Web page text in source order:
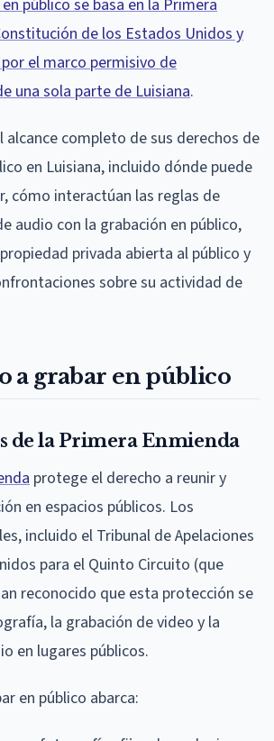
público se basa en la Primera
de los Estados Unidos y
el marco permisivo de
una sola parte de Luisiana.
alcance completo de sus derechos de
en Luisiana, incluido dónde puede
cómo interactúan las reglas de
audio con la grabación en público,
privada abierta al público y
sobre su actividad de
a grabar en público
de la Primera Enmienda
protege el derecho a reunir y
en espacios públicos. Los
incluido el Tribunal de Apelaciones
para el Quinto Circuito (que
reconocido que esta protección se
la grabación de video y la
en lugares públicos.
en público abarca: